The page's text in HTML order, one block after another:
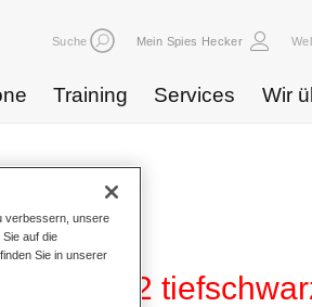
Suche Mein Spies Hecker
Training Services Wir
HG 722
verbessern, unsere
auf die
Sie in unserer